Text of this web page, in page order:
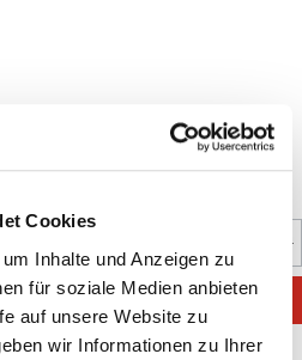
Cookies
Inhalte und Anzeigen zu
für soziale Medien anbieten
auf unsere Website zu
wir Informationen zu Ihrer
Wert ein oder
Stück
WARENKORB